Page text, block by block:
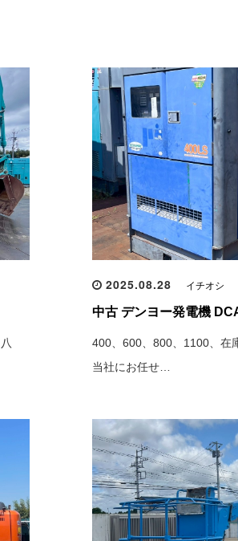
2025.08.28 イチオシ
中古 デンヨー発電機
400、600、800、1100、在
当社にお任せ…